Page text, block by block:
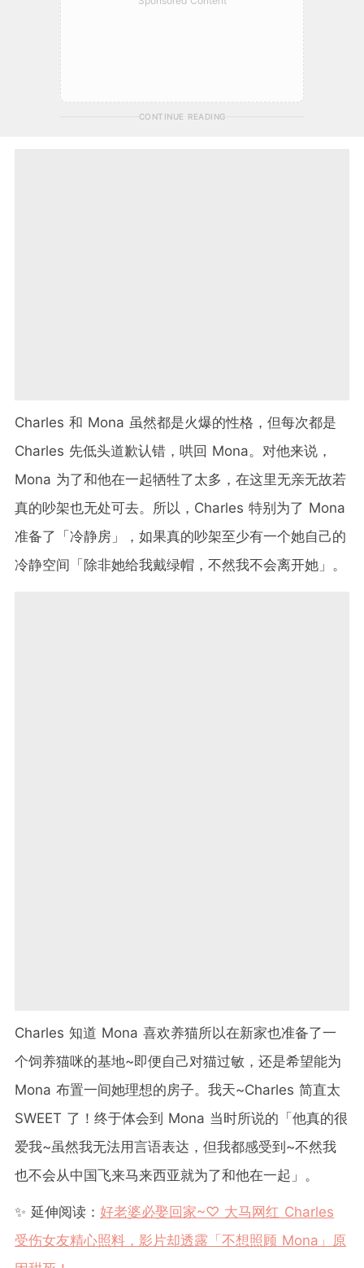
CONTINUE READING
Charles 和 Mona 虽然都是火爆的性格，但每次都是
Charles 先低头道歉认错，哄回 Mona。对他来说，
Mona 为了和他在一起牺牲了太多，在这里无亲无故若
真的吵架也无处可去。所以，Charles 特别为了 Mona
准备了「冷静房」，如果真的吵架至少有一个她自己的
冷静空间「除非她给我戴绿帽，不然我不会离开她」。
Charles 知道 Mona 喜欢养猫所以在新家也准备了一
个饲养猫咪的基地~即便自己对猫过敏，还是希望能为
Mona 布置一间她理想的房子。我天~Charles 简直太
SWEET 了！终于体会到 Mona 当时所说的「他真的很
爱我~虽然我无法用言语表达，但我都感受到~不然我
也不会从中国飞来马来西亚就为了和他在一起」。
✨ 延伸阅读： 好老婆必娶回家~♡ 大马网红 Charles
受伤女友精心照料，影片却透露「不想照顾 Mona」原